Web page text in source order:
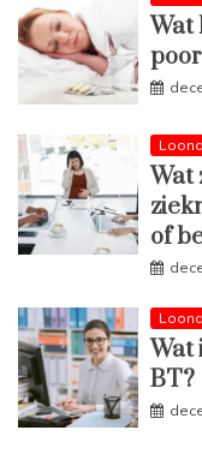
Wat
Wat
of
Wat
BT?